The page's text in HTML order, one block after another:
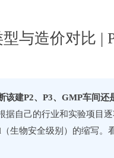
与造价对比 |
该建P2、P3、GMP车间还
据自己的行业和实验项
生物安全级别）的缩写。